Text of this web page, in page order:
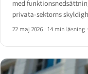
med
privata-sektorns
22 maj 2026 · 14 min läsning ·